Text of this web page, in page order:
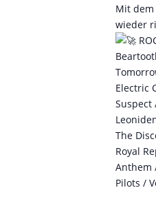
Mit
wieder
Electric
Suspect
The
Royal
Anthem
Pilots /